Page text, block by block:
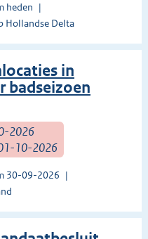
heden
Hollandse Delta
in
badseizoen
2026
10-2026
30-09-2026